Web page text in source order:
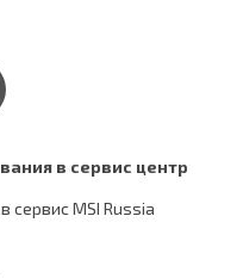
в сервис центр
сервис MSI Russia